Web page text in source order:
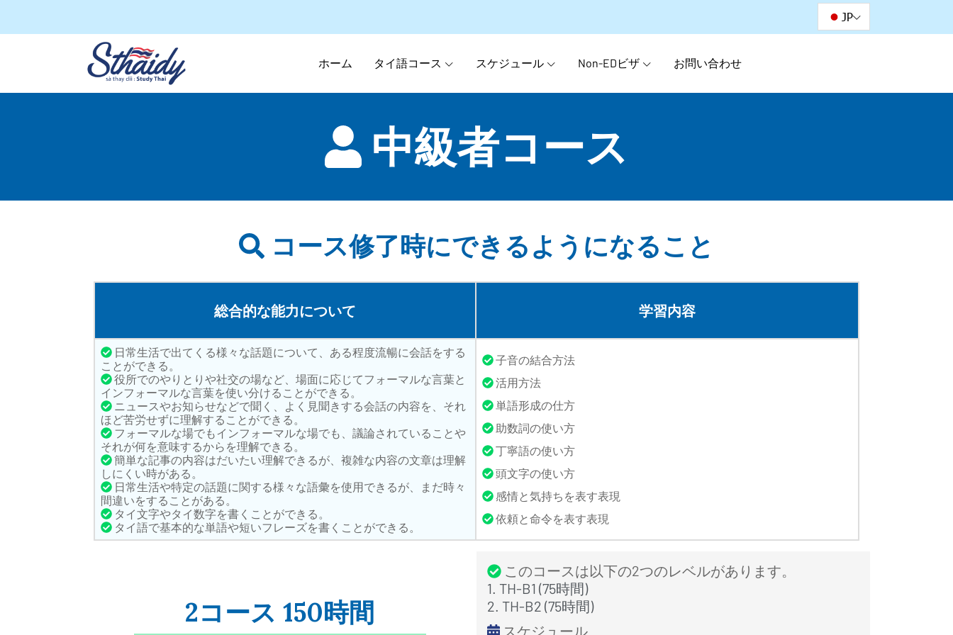
JP
ホーム タイ語コース スケジュール Non-EDビザ お問い合わせ
中級者コース
コース修了時にできるようになること
総合的な能力について 学習内容
日常生活で出てくる様々な話題について、ある程度流暢に会話をする
ことができる。
役所でのやりとりや社交の場など、場面に応じてフォーマルな言葉と
インフォーマルな言葉を使い分けることができる。
ニュースやお知らせなどで聞く、よく見聞きする会話の内容を、それ
ほど苦労せずに理解することができる。
フォーマルな場でもインフォーマルな場でも、議論されていることや
それが何を意味するからを理解できる。
簡単な記事の内容はだいたい理解できるが、複雑な内容の文章は理解
しにくい時がある。
日常生活や特定の話題に関する様々な語彙を使用できるが、まだ時々
間違いをすることがある。
タイ文字やタイ数字を書くことができる。
タイ語で基本的な単語や短いフレーズを書くことができる。
子音の結合方法
活用方法
単語形成の仕方
助数詞の使い方
丁寧語の使い方
頭文字の使い方
感情と気持ちを表す表現
依頼と命令を表す表現
2コース 150時間
このコースは以下の2つのレベルがあります。
1. TH-B1 (75時間)
2. TH-B2 (75時間)
スケジュール